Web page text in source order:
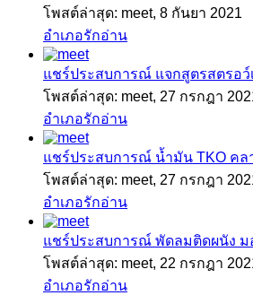
โพสต์ล่าสุด: meet, 8 กันยา 2021
อำเภอรักอ่าน
แชร์ประสบการณ์ แจกสูตรสตรอว์
โพสต์ล่าสุด: meet, 27 กรกฎา
อำเภอรักอ่าน
แชร์ประสบการณ์ น้ำมัน TKO คล
โพสต์ล่าสุด: meet, 27 กรกฎา
อำเภอรักอ่าน
แชร์ประสบการณ์ พัดลมติดผนัง ม
โพสต์ล่าสุด: meet, 22 กรกฎา
อำเภอรักอ่าน